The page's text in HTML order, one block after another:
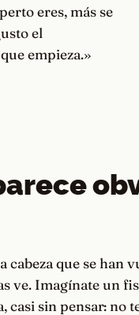
eres, más se
el
empieza.»
cabeza que se han
ve. Imagínate un
casi sin pensar: no